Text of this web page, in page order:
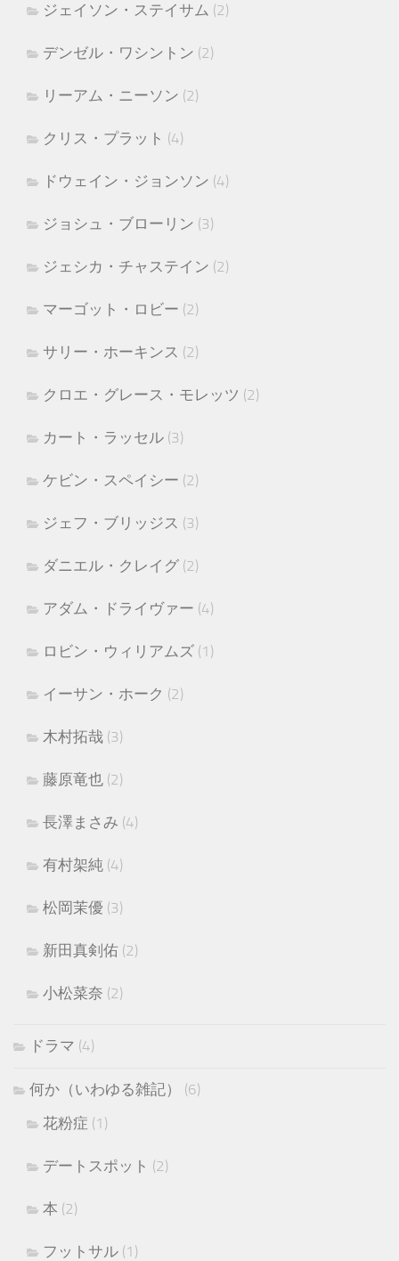
ジェイソン・ステイサム (2)
デンゼル・ワシントン (2)
リーアム・ニーソン (2)
クリス・プラット (4)
ドウェイン・ジョンソン (4)
ジョシュ・ブローリン (3)
ジェシカ・チャステイン (2)
マーゴット・ロビー (2)
サリー・ホーキンス (2)
クロエ・グレース・モレッツ (2)
カート・ラッセル (3)
ケビン・スペイシー (2)
ジェフ・ブリッジス (3)
ダニエル・クレイグ (2)
アダム・ドライヴァー (4)
ロビン・ウィリアムズ (1)
イーサン・ホーク (2)
木村拓哉 (3)
藤原竜也 (2)
長澤まさみ (4)
有村架純 (4)
松岡茉優 (3)
新田真剣佑 (2)
小松菜奈 (2)
ドラマ (4)
何か（いわゆる雑記）
(6)
花粉症 (1)
デートスポット (2)
本 (2)
フットサル (1)